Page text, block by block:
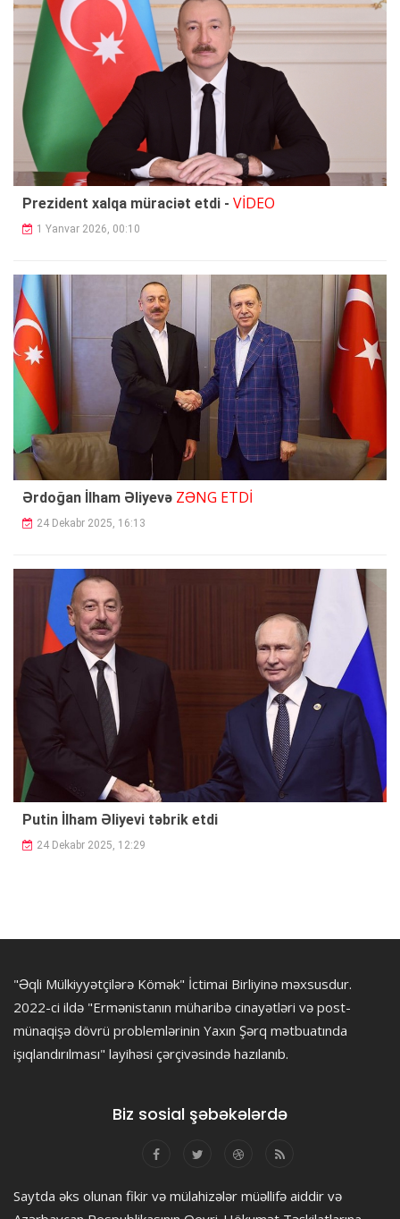
Prezident xalqa müraciət etdi - VİDEO
1 Yanvar 2026, 00:10
Ərdoğan İlham Əliyevə ZƏNG ETDİ
24 Dekabr 2025, 16:13
Putin İlham Əliyevi təbrik etdi
24 Dekabr 2025, 12:29
"Əqli Mülkiyyətçilərə Kömək" İctimai Birliyinə məxsusdur.
2022-ci ildə "Ermənistanın müharibə cinayətləri və post-
münaqişə dövrü problemlərinin Yaxın Şərq mətbuatında
işıqlandırılması" layihəsi çərçivəsində hazılanıb.
Biz sosial şəbəkələrdə
Saytda əks olunan fikir və mülahizələr müəllifə aiddir və